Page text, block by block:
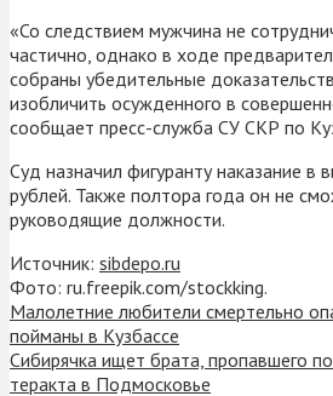
«Со следствием мужчина не
частично, однако в ходе
собраны убедительные
изобличить осужденного в
сообщает пресс-служба СУ СКР по
Суд назначил фигуранту наказание
рублей. Также полтора года он не
руководящие должности.
Источник: sibdepo.ru
Фото: ru.freepik.com/stockking.
Малолетние любители смертельно
пойманы в Кузбассе
Сибирячка ищет брата, пропавшего
теракта в Подмосковье